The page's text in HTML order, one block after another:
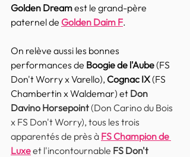
Golden Dream est le grand-père
paternel de Golden Daim F.
On relève aussi les bonnes
performances de Boogie de l'Aube (FS
Don't Worry x Varello), Cognac IX (FS
Chambertin x Waldemar) et Don
Davino Horsepoint (Don Carino du Bois
x FS Don't Worry), tous les trois
apparentés de près à FS Champion de
Luxe et l'incontournable FS Don't